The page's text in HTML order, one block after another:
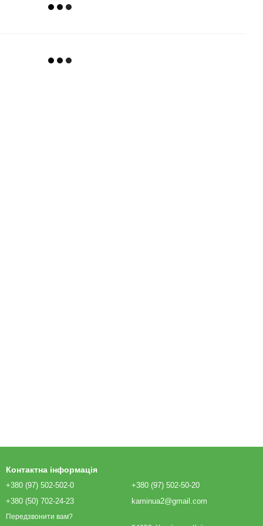
Контактна інформація
+380 (97) 502-502-0
+380 (50) 702-24-23
Передзвонити вам?
+380 (97) 502-50-20
kaminua2@gmail.com